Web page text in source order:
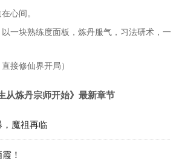
心间。
一块熟练度面板，炼丹服气，习法研术，一
接修仙界开局）
从炼丹宗师开始》最新章节
魔祖再临
！